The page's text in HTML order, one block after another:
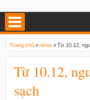
Trang chủ»news »Từ 10.12,
Từ 10.12,
sạch